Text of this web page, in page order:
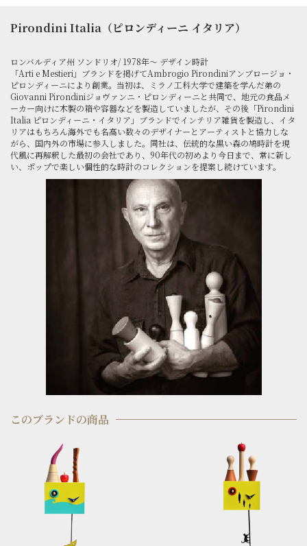
Pirondini Italia（ピロンディーニ イタリア）
ロンバルディア州 ソンドリオ/ 1978年～ デザイン時計
「Arti e Mestieri」ブランドを掲げてAmbrogio Pirondiniアンブロージョ・
ピロンディーニにより創業。当初は、ミラノ工科大学で建築を学んだ弟の
Giovanni Pirondiniジョヴァンニ・ピロンディーニと共同で、地元の食品メ
ーカー向けに木製の箱や容器などを製造していましたが、その後「Pirondini
Italia ピロンディーニ・イタリア」ブランドでインテリア雑貨を製造し、イタ
リアはもちろん海外でも名高い数々のデザイナーとアーティストと協力しな
がら、国内外の市場に参入しました。同社は、伝統的な黒い森の鳩時計を現
代風に再解釈した最初の会社であり、90年代の初めより今日まで、常に新し
い、ポップで楽しい個性的な時計のコレクションを提案し続けています。
このブランドの商品